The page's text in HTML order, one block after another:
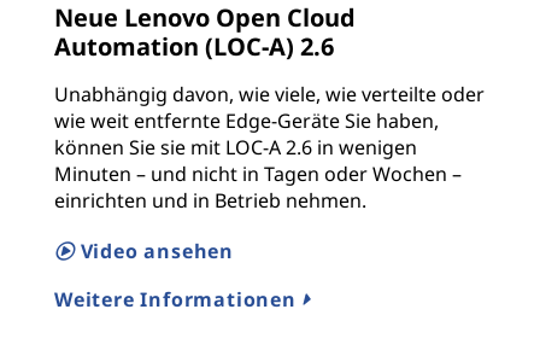
Neue Lenovo Open Cloud
Automation (LOC-A) 2.6
Unabhängig davon, wie viele, wie verteilte oder
wie weit entfernte Edge-Geräte Sie haben,
können Sie sie mit LOC-A 2.6 in wenigen
Minuten – und nicht in Tagen oder Wochen –
einrichten und in Betrieb nehmen.
Video ansehen
Weitere Informationen